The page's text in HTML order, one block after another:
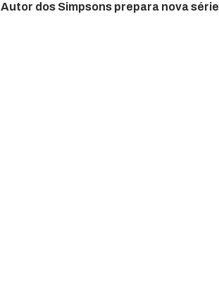
Autor dos Simpsons prepara nova série